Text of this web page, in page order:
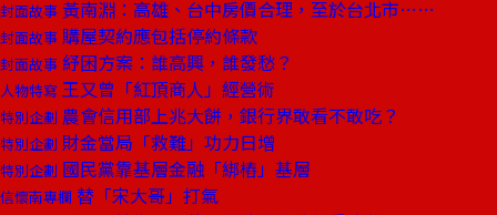
封面故事 黃南淵：高雄、台中房價合理，至於台北市……
封面故事 購屋契約應包括停約條款
封面故事 紓困方案：誰高興，誰發愁？
人物特寫 王又曾「紅頂商人」經營術
特別企劃 農會信用部上兆大餅，銀行界敢看不敢吃？
特別企劃 財金當局「救難」功力日增
特別企劃 國民黨靠基層金融「綁樁」基層
信懷南專欄 替「宋大哥」打氣